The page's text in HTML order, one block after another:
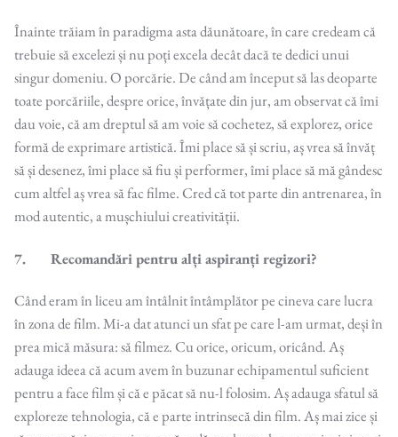
Înainte trăiam în paradigma asta dăunătoare, în care credeam că
trebuie să excelezi și nu poți excela decât dacă te dedici unui
singur domeniu. O porcărie. De când am început să las deoparte
toate porcăriile, despre orice, învățate din jur, am observat că îmi
dau voie, că am dreptul să am voie să cochetez, să explorez, orice
formă de exprimare artistică. Îmi place să și scriu, aș vrea să învăț
să și desenez, îmi place să fiu și performer, îmi place să mă gândesc
cum altfel aș vrea să fac filme. Cred că tot parte din antrenarea, în
mod autentic, a mușchiului creativității.
7. Recomandări pentru alți aspiranți regizori?
Când eram în liceu am întâlnit întâmplător pe cineva care lucra
în zona de film. Mi-a dat atunci un sfat pe care l-am urmat, deși în
prea mică măsura: să filmez. Cu orice, oricum, oricând. Aș
adauga ideea că acum avem în buzunar echipamentul suficient
pentru a face film și că e păcat să nu-l folosim. Aș adauga sfatul să
exploreze tehnologia, că e parte intrinsecă din film. Aș mai zice și